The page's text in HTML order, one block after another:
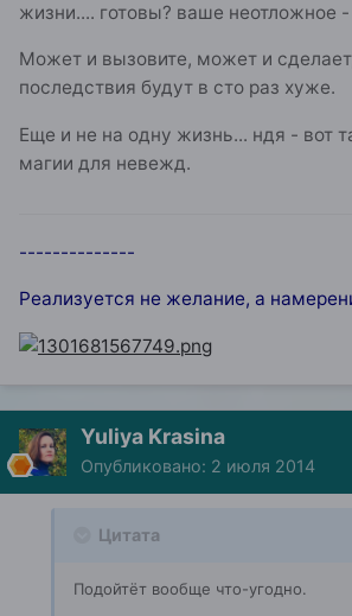
жизни.... готовы? ваше неотложное -
Может и вызовите, может и
последствия будут в сто раз хуже.
Еще и не на одну жизнь... ндя - вот
магии для невежд.
--------------
Реализуется не желание, а
Yuliya Krasina
Опубликовано: 2 июля 2014
Цитата
Подойтёт вообще что-угодно.